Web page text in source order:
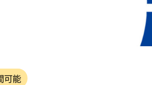
可能